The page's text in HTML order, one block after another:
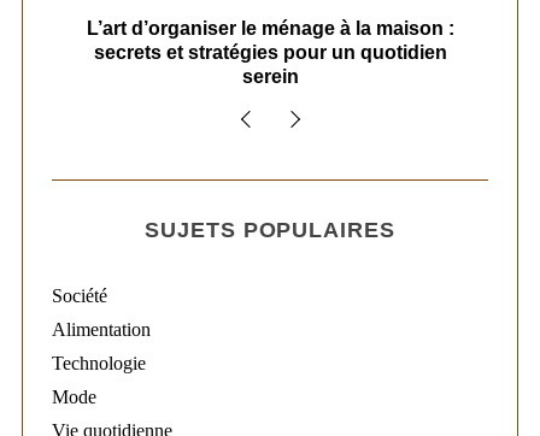
L’art d’organiser le ménage à la maison :
secrets et stratégies pour un quotidien
serein
SUJETS POPULAIRES
Société
Alimentation
Technologie
Mode
Vie quotidienne